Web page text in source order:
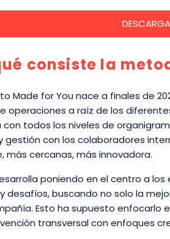
consiste la
Made for You nace a finales de
operaciones a raíz de los
con todos los niveles de
gestión con los colaboradores
más cercanas, más innovadora.
poniendo en el centro a
desafíos, buscando no solo la
Esto ha supuesto enfocarlo
transversal con enfoques